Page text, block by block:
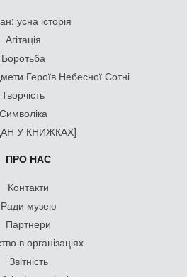
усна історія
Агітація
Боротьба
Героїв Небесної Сотні
Творчість
Символіка
У КНИЖКАХ]
ПРО НАС
Контакти
Ради музею
Партнери
в організаціях
Звітність